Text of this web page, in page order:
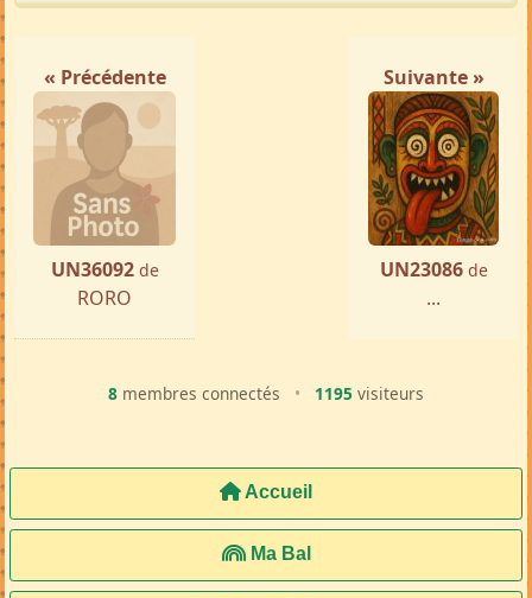
« Précédente
UN36092 de
RORO
Suivante »
UN23086 de
...
8 membres connectés • 1195 visiteurs
Accueil
Ma Bal